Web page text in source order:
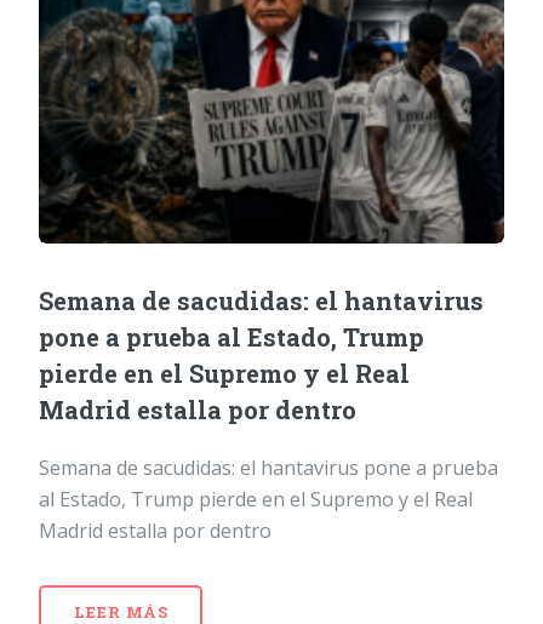
Semana de sacudidas: el hantavirus
pone a prueba al Estado, Trump
pierde en el Supremo y el Real
Madrid estalla por dentro
Semana de sacudidas: el hantavirus pone a prueba
al Estado, Trump pierde en el Supremo y el Real
Madrid estalla por dentro
LEER MÁS